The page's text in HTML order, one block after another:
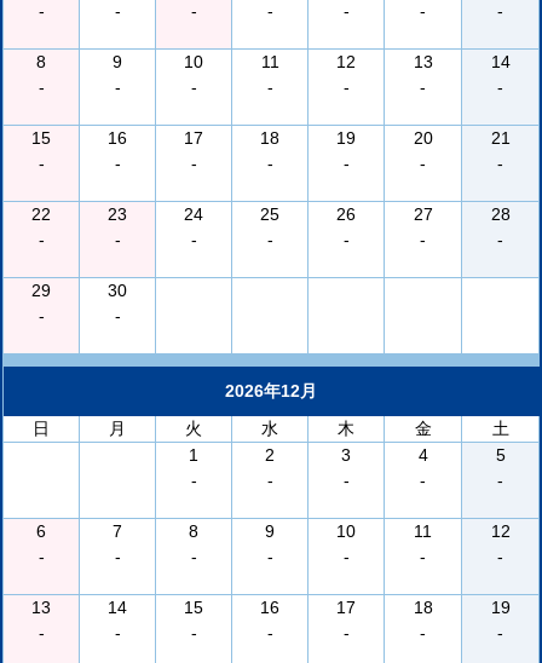
-
-
-
-
-
-
-
8
-
9
-
10
-
11
-
12
-
13
-
14
-
15
-
16
-
17
-
18
-
19
-
20
-
21
-
22
-
23
-
24
-
25
-
26
-
27
-
28
-
29
-
30
-
2026年12月
日
月 火 水 木 金
土
1
-
2
-
3
-
4
-
5
-
6
-
7
-
8
-
9
-
10
-
11
-
12
-
13
-
14
-
15
-
16
-
17
-
18
-
19
-